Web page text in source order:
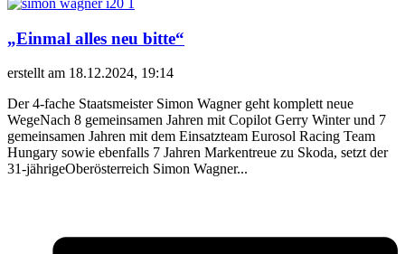
„Einmal alles neu bitte“
erstellt am 18.12.2024, 19:14
Der 4-fache Staatsmeister Simon Wagner geht komplett neue
WegeNach 8 gemeinsamen Jahren mit Copilot Gerry Winter und 7
gemeinsamen Jahren mit dem Einsatzteam Eurosol Racing Team
Hungary sowie ebenfalls 7 Jahren Markentreue zu Skoda, setzt der
31-jährigeOberösterreich Simon Wagner...